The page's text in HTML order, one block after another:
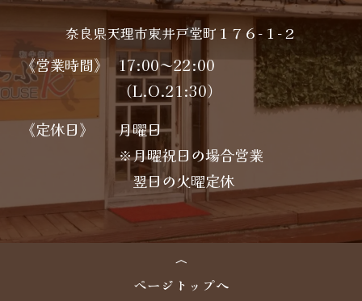
奈良県天理市東井戸堂町１７６−１−２
《営業時間》
17:00～22:00
（L.O.21:30）
《定休日》
月曜日
※月曜祝日の場合営業
翌日の火曜定休
ページトップへ